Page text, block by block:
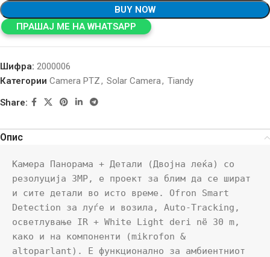
BUY NOW
ПРАШАЈ МЕ НА WHATSAPP
Шифра: 2000006
Категории Camera PTZ, Solar Camera, Tiandy
Share:
Опис
Камера Панорама + Детали (Двојна леќа) со
резолуција 3MP, е проект за блим да се шират
и сите детали во исто време. Ofron Smart
Detection за луѓе и возила, Auto-Tracking,
осветлување IR + White Light deri në 30 m,
како и на компоненти (mikrofon &
altoparlant). Е функционално за амбиентниот